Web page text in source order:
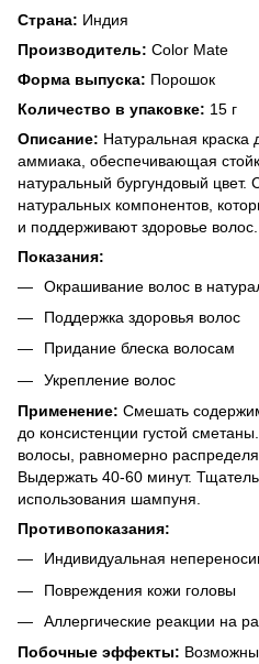
Страна: Индия
Производитель: Color Mate
Форма выпуска: Порошок
Количество в упаковке: 15 г
Описание: Натуральная краска
аммиака, обеспечивающая
натуральный бургундовый цвет.
натуральных компонентов,
и поддерживают здоровье волос.
Показания:
Окрашивание волос в
Поддержка здоровья волос
Придание блеска волосам
Укрепление волос
Применение: Смешать
до консистенции густой
волосы, равномерно
Выдержать 40-60 минут.
использования шампуня.
Противопоказания:
Индивидуальная
Повреждения кожи головы
Аллергические реакции на
Побочные эффекты: Возможны